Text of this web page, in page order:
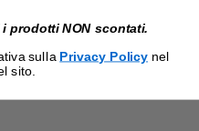
prodotti NON scontati.
sulla Privacy Policy nel
sito.